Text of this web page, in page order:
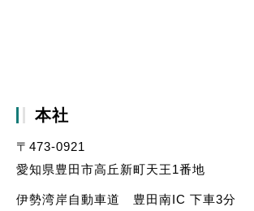
本社
〒473-0921
愛知県豊田市高丘新町天王1番地
伊勢湾岸自動車道 豊田南IC 下車3分